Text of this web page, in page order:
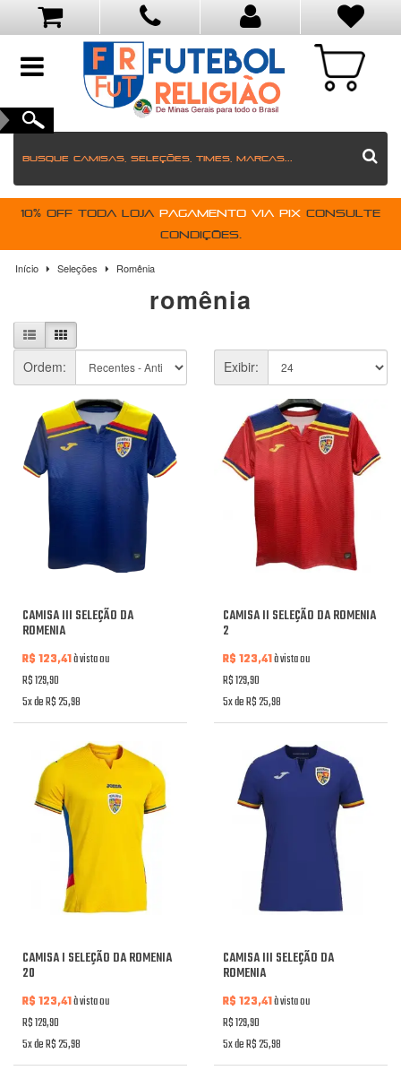
toggle
10% OFF toda loja pagamento via PIX Consulte
condições.
Início Seleções Romênia
romênia
Ordem: Exibir:
CAMISA III SELEÇÃO DA
ROMENIA
R$ 123,41à vista ou
R$ 129,90
5x de R$ 25,98
CAMISA II SELEÇÃO DA ROMENIA
2
R$ 123,41à vista ou
R$ 129,90
5x de R$ 25,98
CAMISA I SELEÇÃO DA ROMENIA
20
R$ 123,41à vista ou
R$ 129,90
5x de R$ 25,98
CAMISA III SELEÇÃO DA
ROMENIA
R$ 123,41à vista ou
R$ 129,90
5x de R$ 25,98